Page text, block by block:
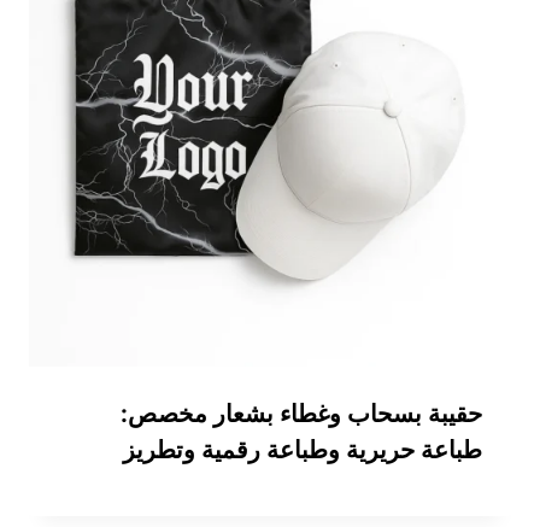
حقيبة بسحاب وغطاء بشعار مخصص:
طباعة حريرية وطباعة رقمية وتطريز